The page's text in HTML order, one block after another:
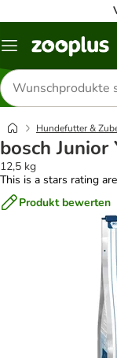
Menü
Produkte
suchen
Hundefutter &
bosch
12,5 kg
This is a stars rating
Produkt bewerten